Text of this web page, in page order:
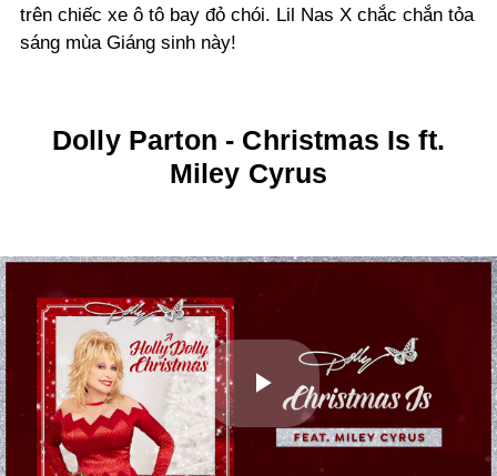
trên chiếc xe ô tô bay đỏ chói. Lil Nas X chắc chắn tỏa
sáng mùa Giáng sinh này!
Dolly Parton - Christmas Is ft.
Miley Cyrus
Play